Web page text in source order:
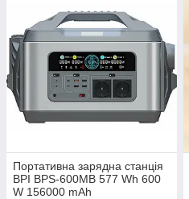
Портативна зарядна станція
BPI BPS-600MB 577 Wh 600
W 156000 mAh